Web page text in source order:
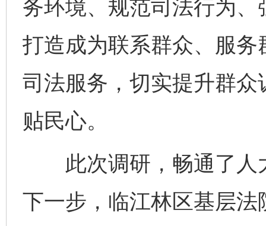
务环境、规范司法行为
打造成为联系群众、服
司法服务，切实提升群
贴民心。
此次调研，畅通了人
下一步，临江林区基层